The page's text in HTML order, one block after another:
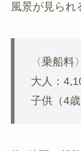
風景が見られ
〈乗船料
大人：
子供（4